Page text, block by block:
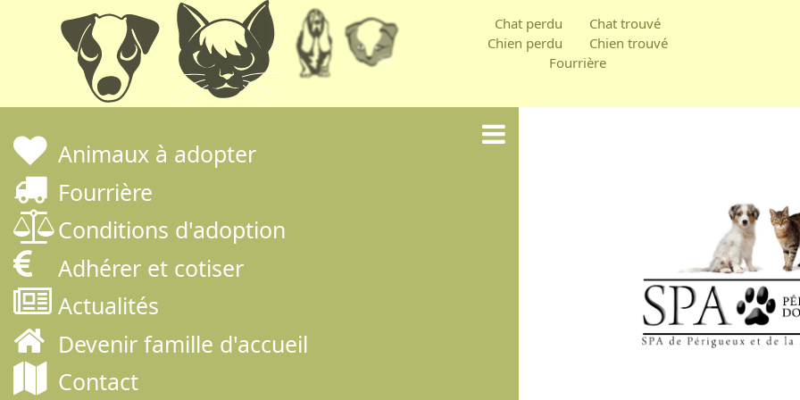
au
contenu
Chat perdu
Chat trouvé
Chien perdu
Chien trouvé
Fourrière
Animaux à adopter
Fourrière
Conditions d'adoption
Adhérer et cotiser
Actualités
Devenir famille d'accueil
Contact